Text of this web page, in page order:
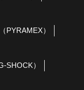
PYRAMEX）
SHOCK）